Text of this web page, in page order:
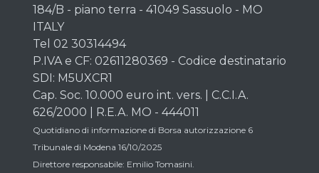
184/B - piano terra - 41049 Sassuolo - MO
ITALY
Tel 02 30314494
P.IVA e CF: 02611280369 - Codice destinatario
SDI: M5UXCR1
Cap. Soc. 10.000 euro int. vers. | C.C.I.A.
626/2000 | R.E.A. MO - 444011
Quotidiano di informazione di Borsa autorizzazione 6
Tribunale di Modena 16/10/2025
Direttore responsabile: Emilio Tomasini.